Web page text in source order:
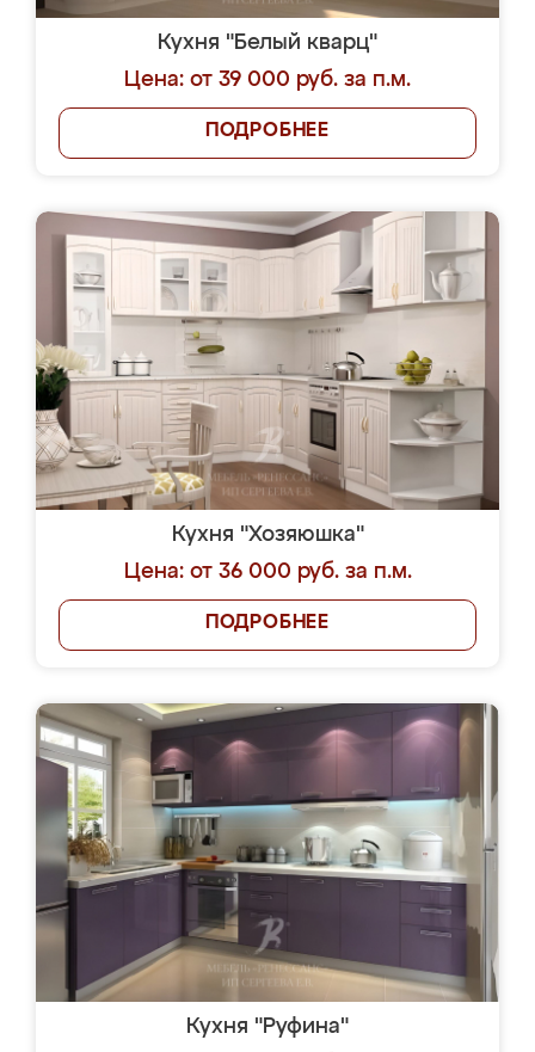
Кухня "Белый кварц"
Цена: от 39 000 руб. за п.м.
ПОДРОБНЕЕ
Кухня "Хозяюшка"
Цена: от 36 000 руб. за п.м.
ПОДРОБНЕЕ
Кухня "Руфина"